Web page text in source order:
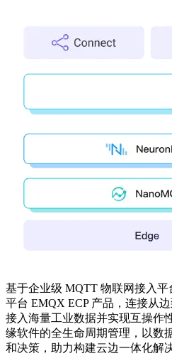
基于企业级 MQTT 物联网接入
平台 EMQX ECP 产品，连接从
接入海量工业数据并实现互操作
缘软件的全生命周期管理，以数
和决策，助力构建云边一体化解